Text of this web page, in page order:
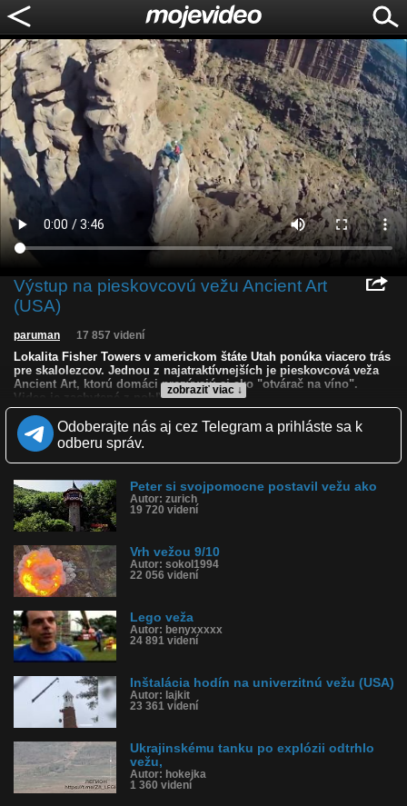
Výstup na pieskovcovú vežu Ancient Art
(USA)
zobraziť viac ↓
paruman 17 857 videní
Lokalita Fisher Towers v americkom štáte Utah ponúka viacero trás
pre skalolezcov. Jednou z najatraktívnejších je pieskovcová veža
Ancient Art, ktorú domáci prezývajú aj ako "otvárač na víno".
Video je zachytené z pohľadu skalolezca.
Kvalita: HD NQ
LQ
Zverejnené: 26.4.2016 12:23
Komentárov: 44
Dľžka: 3:46
Kategória: športy
Tagy: skalolezec, skala, veža, trasa, lano, istenie, lezenie
História sledovanosti videa:
Odoberajte nás aj cez Telegram a prihláste sa k
odberu správ.
Peter si svojpomocne postavil vežu ako
Autor: zurich
19 720 videní
Vrh vežou 9/10
Autor: sokol1994
22 056 videní
Lego veža
Autor: benyxxxxx
24 891 videní
Inštalácia hodín na univerzitnú vežu (USA)
Autor: lajkit
23 361 videní
Ukrajinskému tanku po explózii odtrhlo
vežu,
Autor: hokejka
1 360 videní